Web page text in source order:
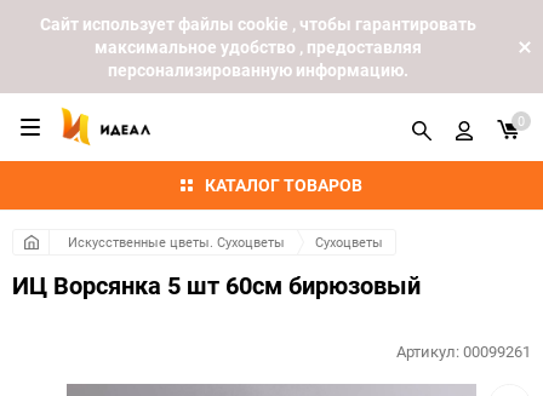
Cайт использует файлы cookie , чтобы гарантировать
максимальное удобство , предоставляя
персонализированную информацию.
КАТАЛОГ ТОВАРОВ
0
Искусственные цветы. Сухоцветы Сухоцветы
ИЦ Ворсянка 5 шт 60см бирюзовый
Артикул:00099261